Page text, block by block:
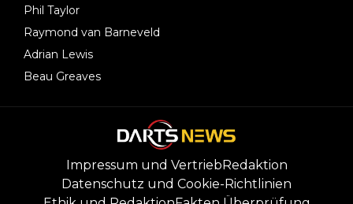
Phil Taylor
Raymond van Barneveld
Adrian Lewis
Beau Greaves
Impressum und VertriebRedaktion
Datenschutz und Cookie-Richtlinien